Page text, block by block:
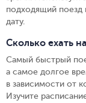
подходящий
дату.
Сколько ехать
Самый быстрый
а самое долгое
в зависимости от
Изучите